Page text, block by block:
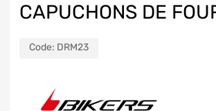
CAPUCHONS DE
Code: DRM23